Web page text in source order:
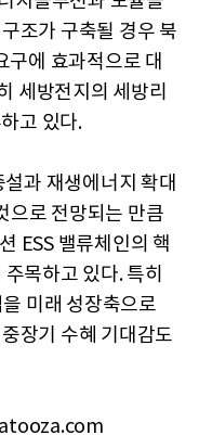
조가 구축될 경우 북
구에 효과적으로 대
세방전지의 세방리
고 있다.
과 재생에너지 확대
으로 전망되는 만큼
ESS 밸류체인의 핵
목하고 있다. 특히
미래 성장축으로
장기 수혜 기대감도